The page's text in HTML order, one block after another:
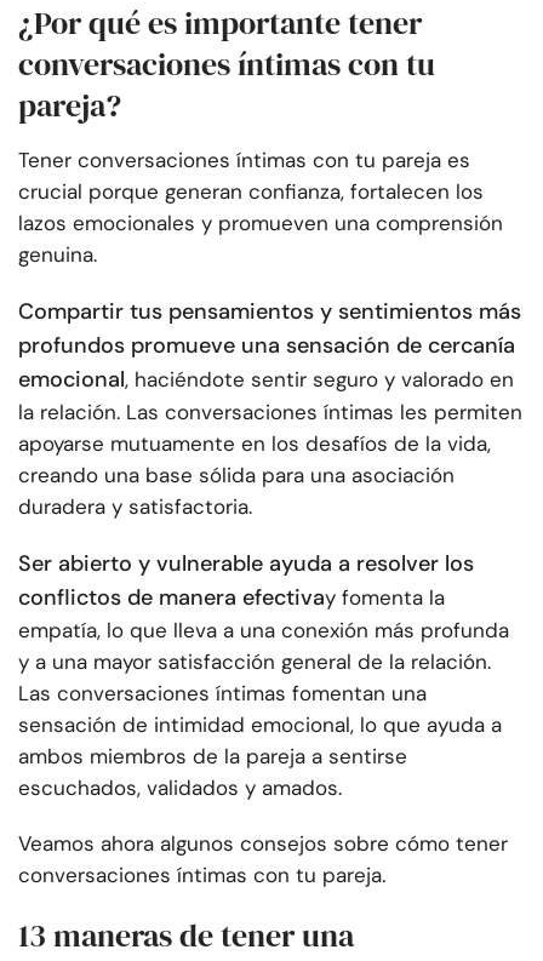
¿Por qué es importante tener
conversaciones íntimas con tu
pareja?
Tener conversaciones íntimas con tu pareja es
crucial porque generan confianza, fortalecen los
lazos emocionales y promueven una comprensión
genuina.
Compartir tus pensamientos y sentimientos más
profundos promueve una sensación de cercanía
emocional, haciéndote sentir seguro y valorado en
la relación. Las conversaciones íntimas les permiten
apoyarse mutuamente en los desafíos de la vida,
creando una base sólida para una asociación
duradera y satisfactoria.
Ser abierto y vulnerable ayuda a resolver los
conflictos de manera efectivay fomenta la
empatía, lo que lleva a una conexión más profunda
y a una mayor satisfacción general de la relación.
Las conversaciones íntimas fomentan una
sensación de intimidad emocional, lo que ayuda a
ambos miembros de la pareja a sentirse
escuchados, validados y amados.
Veamos ahora algunos consejos sobre cómo tener
conversaciones íntimas con tu pareja.
13 maneras de tener una